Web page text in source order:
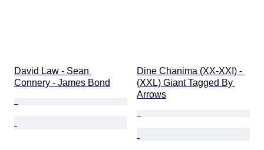
David Law - Sean
Connery - James Bond
Dine Chanima (XX-XXI) -
(XXL) Giant Tagged By
Arrows